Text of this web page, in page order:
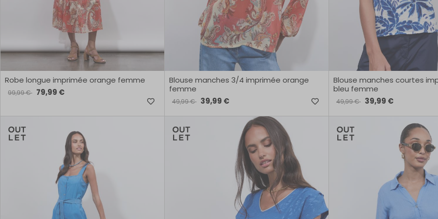
Robe longue imprimée orange femme
99,99 € 79,99 €
Blouse manches 3/4 imprimée orange
femme
49,99 € 39,99 €
Blouse manches courtes
bleu femme
49,99 € 39,99 €